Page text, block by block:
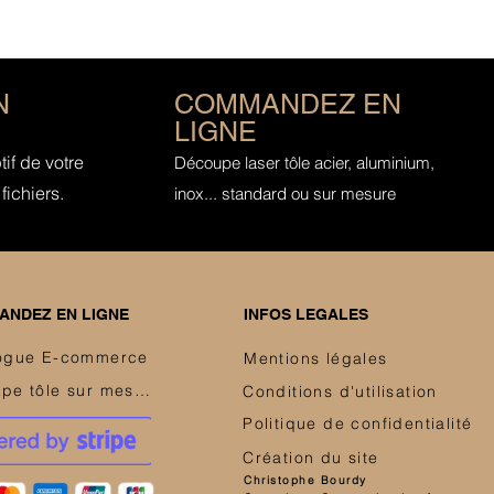
de votre
COMMANDEZ EN
LIGNE
Découpe laser tôle acier, aluminium,
inox... standard ou sur mesure
EN LIGNE
E-commerce
Découpe tôle sur mesure
INFOS LEGALES
Mentions légales
Conditions d'utilisation
Politique de confidentialité
Christophe Bourdy
Création du site